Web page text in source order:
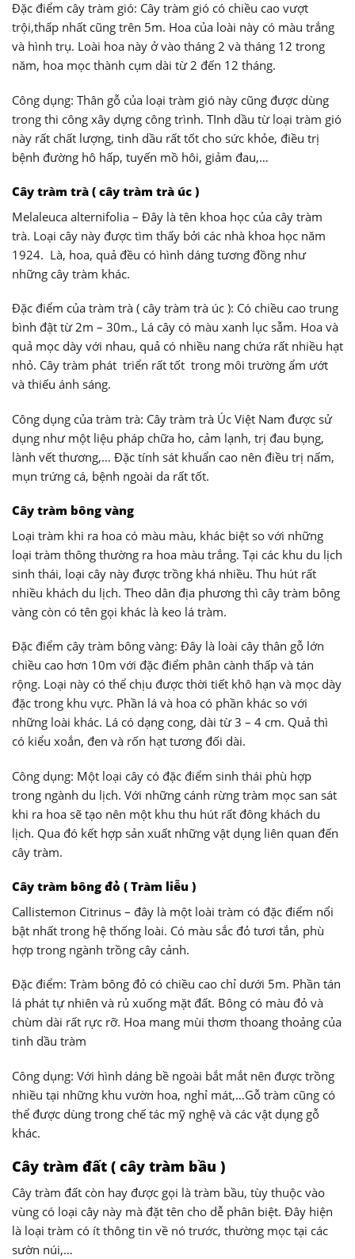
Đặc điểm cây tràm gió: Cây tràm gió có chiều cao vượt
trội,thấp nhất cũng trên 5m. Hoa của loài này có màu trắng
và hình trụ. Loài hoa này ở vào tháng 2 và tháng 12 trong
năm, hoa mọc thành cụm dài từ 2 đến 12 tháng.
Công dụng: Thân gỗ của loại tràm gió này cũng được dùng
trong thi công xây dựng công trình. TInh dầu từ loại tràm gió
này rất chất lượng, tinh dầu rất tốt cho sức khỏe, điều trị
bệnh đường hô hấp, tuyến mồ hôi, giảm đau,…
Cây tràm trà ( cây tràm trà úc )
Melaleuca alternifolia – Đây là tên khoa học của cây tràm
trà. Loại cây này được tìm thấy bởi các nhà khoa học năm
1924. Là, hoa, quả đều có hình dáng tương đồng như
những cây tràm khác.
Đặc điểm của tràm trà ( cây tràm trà úc ): Có chiều cao trung
bình đật từ 2m – 30m., Lá cây có màu xanh lục sẫm. Hoa và
quả mọc dày với nhau, quả có nhiều nang chứa rất nhiều hạt
nhỏ. Cây tràm phát triển rất tốt trong môi trường ẩm ướt
và thiếu ánh sáng.
Công dụng của tràm trà: Cây tràm trà Úc Việt Nam được sử
dụng như một liệu pháp chữa ho, cảm lạnh, trị đau bụng,
lành vết thương,… Đặc tính sát khuẩn cao nên điều trị nấm,
mụn trứng cá, bệnh ngoài da rất tốt.
Cây tràm bông vàng
Loại tràm khi ra hoa có màu màu, khác biệt so với những
loại tràm thông thường ra hoa màu trắng. Tại các khu du lịch
sinh thái, loại cây này được trồng khá nhiều. Thu hút rất
nhiều khách du lịch. Theo dân địa phương thì cây tràm bông
vàng còn có tên gọi khác là keo lá tràm.
Đặc điểm cây tràm bông vàng: Đây là loài cây thân gỗ lớn
chiều cao hơn 10m với đặc điểm phân cành thấp và tán
rộng. Loại này có thể chịu được thời tiết khô hạn và mọc dày
đặc trong khu vực. Phần lá và hoa có phần khác so với
những loài khác. Lá có dạng cong, dài từ 3 – 4 cm. Quả thì
có kiểu xoắn, đen và rốn hạt tương đối dài.
Công dụng: Một loại cây có đặc điểm sinh thái phù hợp
trong ngành du lịch. Với những cánh rừng tràm mọc san sát
khi ra hoa sẽ tạo nên một khu thu hút rất đông khách du
lịch. Qua đó kết hợp sản xuất những vật dụng liên quan đến
cây tràm.
Cây tràm bông đỏ ( Tràm liễu )
Callistemon Citrinus – đây là một loài tràm có đặc điểm nổi
bật nhất trong hệ thống loài. Có màu sắc đỏ tươi tắn, phù
hợp trong ngành trồng cây cảnh.
Đặc điểm: Tràm bông đỏ có chiều cao chỉ dưới 5m. Phần tán
lá phát tự nhiên và rủ xuống mặt đất. Bông có màu đỏ và
chùm dài rất rực rỡ. Hoa mang mùi thơm thoang thoảng của
tinh dầu tràm
Công dụng: Với hình dáng bề ngoài bắt mắt nên được trồng
nhiều tại những khu vườn hoa, nghỉ mát,…Gỗ tràm cũng có
thể được dùng trong chế tác mỹ nghệ và các vật dụng gỗ
khác.
Cây tràm đất ( cây tràm bầu )
Cây tràm đất còn hay được gọi là tràm bầu, tùy thuộc vào
vùng có loại cây này mà đặt tên cho dễ phân biệt. Đây hiện
là loại tràm có ít thông tin về nó trước, thường mọc tại các
sườn núi,…